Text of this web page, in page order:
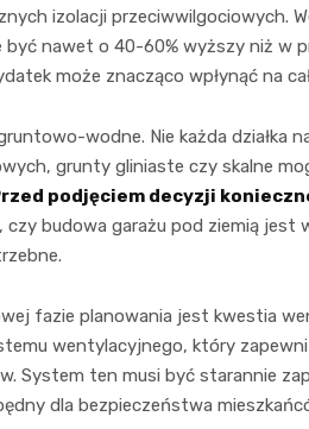
izolacji przeciwwilgociowych.
nawet o 40-60% wyższy niż w
może znacząco wpłynąć na
wodne. Nie każda działka
grunty gliniaste czy skalne
podjęciem decyzji
czy budowa garażu pod ziemią jest
fazie planowania jest kwestia
wentylacyjnego, który
System ten musi być starannie
dla bezpieczeństwa